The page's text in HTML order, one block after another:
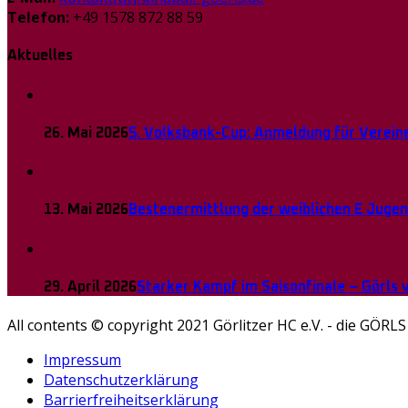
Telefon: +49 1578 872 88 59
Aktuelles
26. Mai 20265. Volksbank-Cup: Anmeldung für
13. Mai 2026Bestenermittlung der weiblichen E
29. April 2026Starker Kampf im Saisonfinale – Görls
All contents © copyright 2021 Görlitzer HC e.V. - die GÖRLS
Impressum
Datenschutzerklärung
Barrierfreiheitserklärung